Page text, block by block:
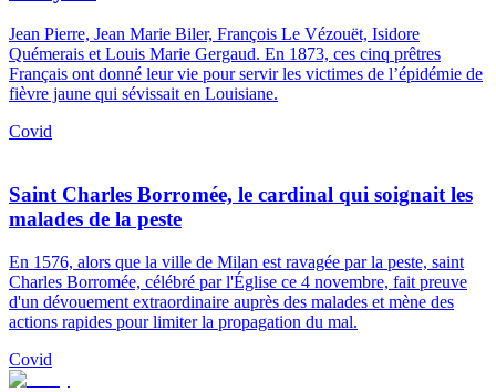
Jean Pierre, Jean Marie Biler, François Le Vézouët, Isidore
Quémerais et Louis Marie Gergaud. En 1873, ces cinq prêtres
Français ont donné leur vie pour servir les victimes de l’épidémie de
fièvre jaune qui sévissait en Louisiane.
Covid
Saint Charles Borromée, le cardinal qui soignait les
malades de la peste
En 1576, alors que la ville de Milan est ravagée par la peste, saint
Charles Borromée, célébré par l'Église ce 4 novembre, fait preuve
d'un dévouement extraordinaire auprès des malades et mène des
actions rapides pour limiter la propagation du mal.
Covid